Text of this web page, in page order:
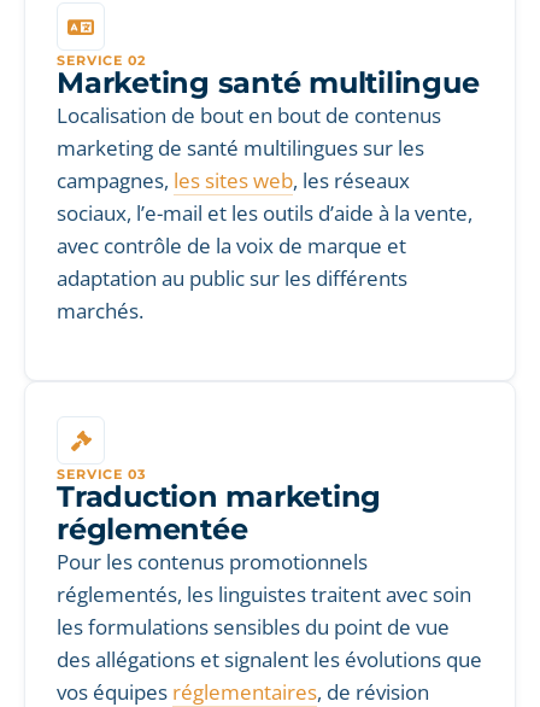
SERVICE 02
Marketing santé multilingue
Localisation de bout en bout de contenus
marketing de santé multilingues sur les
campagnes, les sites web, les réseaux
sociaux, l’e-mail et les outils d’aide à la vente,
avec contrôle de la voix de marque et
adaptation au public sur les différents
marchés.
SERVICE 03
Traduction marketing
réglementée
Pour les contenus promotionnels
réglementés, les linguistes traitent avec soin
les formulations sensibles du point de vue
des allégations et signalent les évolutions que
vos équipes réglementaires, de révision